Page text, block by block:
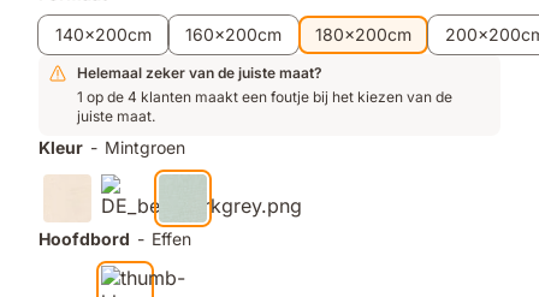
producten
140x200cm
160x200cm 180x200cm
Helemaal zeker van de juiste maat?
1 op de 4 klanten maakt een foutje bij het kiezen van de
juiste maat.
Kleur - Mintgroen
Hoofdbord - Effen